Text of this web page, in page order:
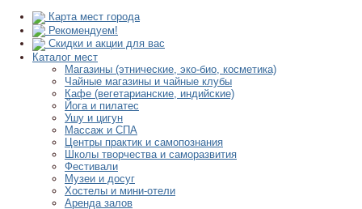
Карта мест города
Рекомендуем!
Скидки и акции для вас
Каталог мест
Магазины (этнические, эко-био, косметика)
Чайные магазины и чайные клубы
Кафе (вегетарианские, индийские)
Йога и пилатес
Ушу и цигун
Массаж и СПА
Центры практик и самопознания
Школы творчества и саморазвития
Фестивали
Музеи и досуг
Хостелы и мини-отели
Аренда залов